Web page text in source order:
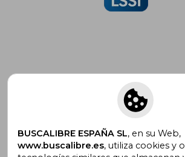
Suscríbete para recibir ofertas
promociones
BUSCALIBRE ESPAÑA SL, en su Web,
www.buscalibre.es, utiliza cookies y